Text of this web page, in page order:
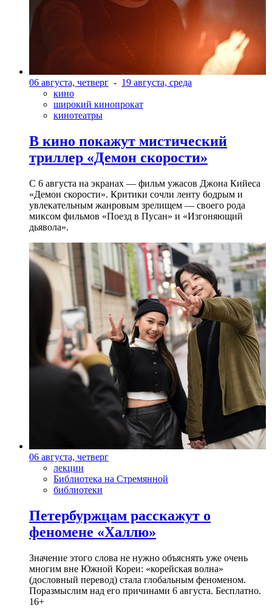
06 августа, четверг - 19 августа, среда
кино
широкий кинопрокат
кинотеатры
В кино покажут мистический
триллер «Демон скорости»
С 6 августа на экранах — фильм ужасов Джона Кийеса
«Демон скорости». Критики сочли ленту бодрым и
увлекательным жанровым зрелищeм — своего рода
миксом фильмов «Поезд в Пусан» и «Изгоняющий
дьявола».
06 августа, четверг
лекции
Библиотека на Стремянной
библиотеки
Петербуржцам расскажут о
феномене «Халлю»
Значение этого слова не нужно объяснять уже очень
многим вне Южной Кореи: «корейская волна»
(дословный перевод) стала глобальным феноменом.
Поразмыслим над его причинами 6 августа. Бесплатно.
16+